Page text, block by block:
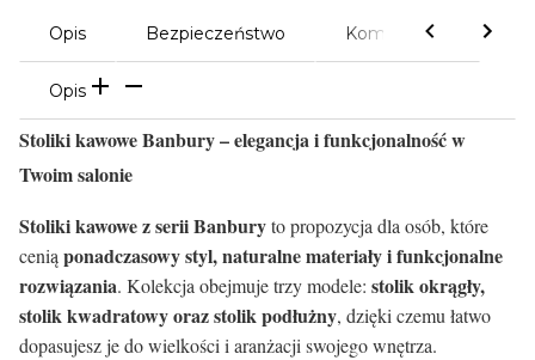
Opis Bezpieczeństwo Komentarze
Opis
Stoliki kawowe Banbury – elegancja i funkcjonalność w
Twoim salonie
Stoliki kawowe z serii Banburyto propozycja dla osób, które
ceniąponadczasowy styl, naturalne materiały i funkcjonalne
rozwiązania. Kolekcja obejmuje trzy modele: stolik okrągły,
stolik kwadratowy oraz stolik podłużny, dzięki czemu łatwo
dopasujesz je do wielkości i aranżacji swojego wnętrza.